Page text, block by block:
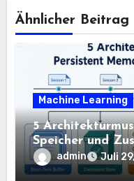
Ähnlicher Beitrag
Machine Learning
5
Speicher und
admin Juli